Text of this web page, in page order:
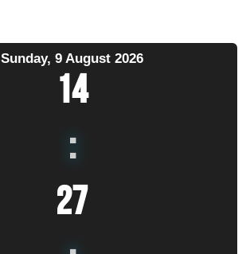
Sunday, 9 August 2026
14
:
27